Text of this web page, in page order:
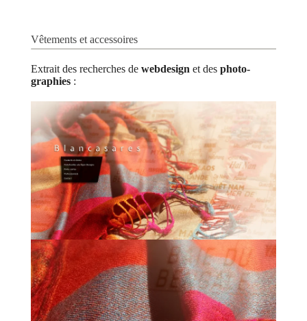
Vête­ments et ac­ces­soires
Extrait des recherches de webdesign et des photo­
graphies: